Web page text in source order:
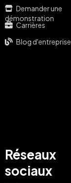
Demander une
démonstration
Carrières
Blog d'entreprise
Réseaux
sociaux